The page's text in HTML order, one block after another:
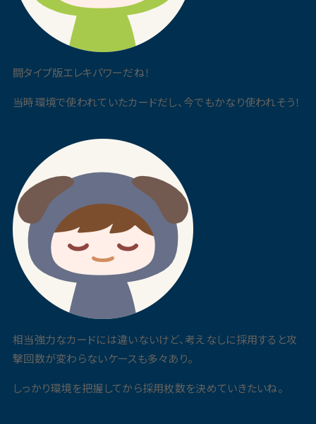
闘タイプ版エレキパワーだね！
当時環境で使われていたカードだし、今でもかなり使われそう！
相当強力なカードには違いないけど、考えなしに採用すると攻
撃回数が変わらないケースも多々あり。
しっかり環境を把握してから採用枚数を決めていきたいね。